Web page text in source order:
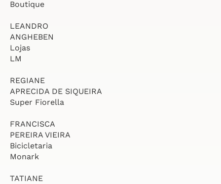
Boutique
LEANDRO
ANGHEBEN
Lojas
LM
REGIANE
APRECIDA DE SIQUEIRA
Super Fiorella
FRANCISCA
PEREIRA VIEIRA
Bicicletaria
Monark
TATIANE